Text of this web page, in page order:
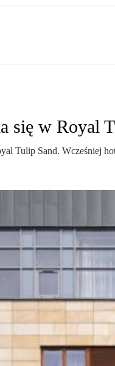
się w Royal
Tulip Sand. Wcześniej